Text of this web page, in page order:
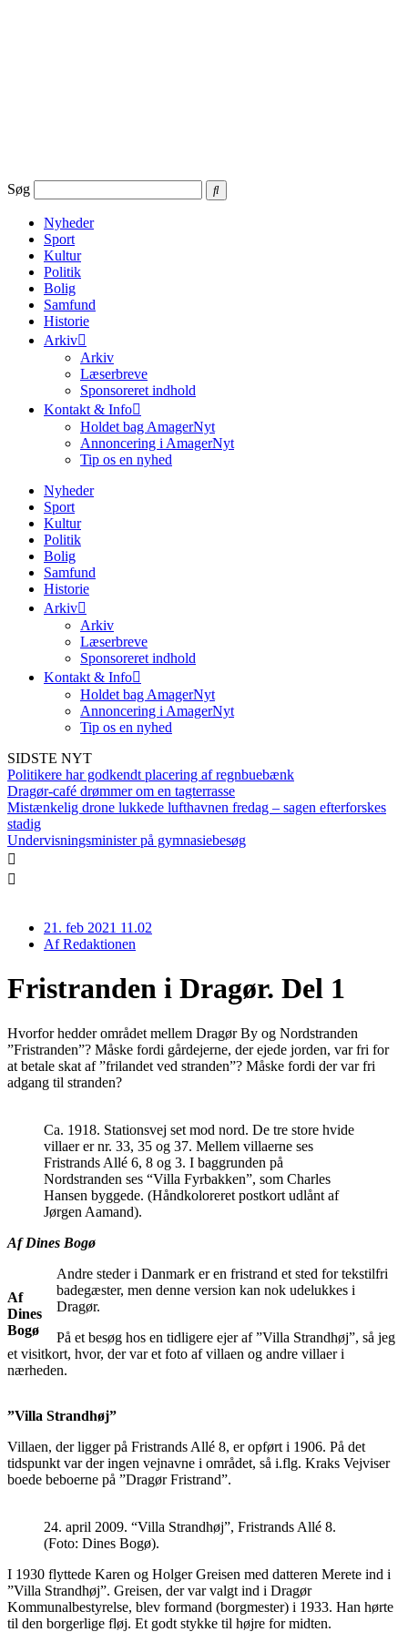
Søg
Nyheder
Sport
Kultur
Politik
Bolig
Samfund
Historie
Arkiv
Arkiv
Læserbreve
Sponsoreret indhold
Kontakt & Info
Holdet bag AmagerNyt
Annoncering i AmagerNyt
Tip os en nyhed
Nyheder
Sport
Kultur
Politik
Bolig
Samfund
Historie
Arkiv
Arkiv
Læserbreve
Sponsoreret indhold
Kontakt & Info
Holdet bag AmagerNyt
Annoncering i AmagerNyt
Tip os en nyhed
SIDSTE NYT
Politikere har godkendt placering af regnbuebænk
Dragør-café drømmer om en tagterrasse
Mistænkelig drone lukkede lufthavnen fredag – sagen efterforskes
stadig
Undervisningsminister på gymnasiebesøg
21. feb 2021 11.02
AfRedaktionen
Fristranden i Dragør. Del 1
Hvorfor hedder området mellem Dragør By og Nordstranden
”Fristranden”? Måske fordi gårdejerne, der ejede jorden, var fri for
at betale skat af ”frilandet ved stranden”? Måske fordi der var fri
adgang til stranden?
Ca. 1918. Stationsvej set mod nord. De tre store hvide
villaer er nr. 33, 35 og 37. Mellem villaerne ses
Fristrands Allé 6, 8 og 3. I baggrunden på
Nordstranden ses “Villa Fyrbakken”, som Charles
Hansen byggede. (Håndkoloreret postkort udlånt af
Jørgen Aamand).
Af Dines Bogø
Af
Dines
Bogø
Andre steder i Danmark er en fristrand et sted for tekstilfri
badegæster, men denne version kan nok udelukkes i
Dragør.
På et besøg hos en tidligere ejer af ”Villa Strandhøj”, så jeg
et visitkort, hvor, der var et foto af villaen og andre villaer i
nærheden.
”Villa Strandhøj”
Villaen, der ligger på Fristrands Allé 8, er opført i 1906. På det
tidspunkt var der ingen vejnavne i området, så i.flg. Kraks Vejviser
boede beboerne på ”Dragør Fristrand”.
24. april 2009. “Villa Strandhøj”, Fristrands Allé 8.
(Foto: Dines Bogø).
I 1930 flyttede Karen og Holger Greisen med datteren Merete ind i
”Villa Strandhøj”. Greisen, der var valgt ind i Dragør
Kommunalbestyrelse, blev formand (borgmester) i 1933. Han hørte
til den borgerlige fløj. Et godt stykke til højre for midten.